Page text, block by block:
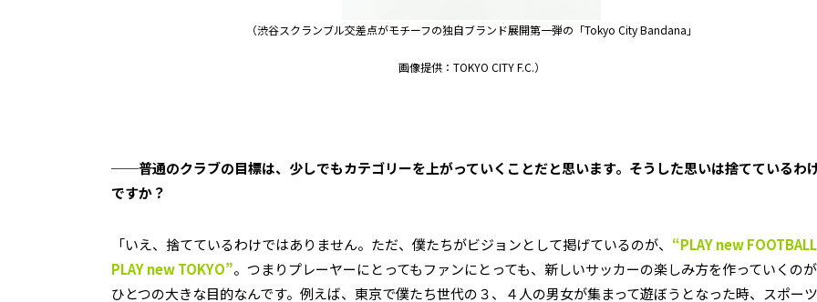
（渋谷スクランブル交差点がモチーフの独自ブランド展開第一弾の「Tokyo City Bandana」
画像提供：TOKYO CITY F.C.）
──普通のクラブの目標は、少しでもカテゴリーを上がっていくことだと思います。そうした思いは捨てているわ
ですか？
「いえ、捨てているわけではありません。ただ、僕たちがビジョンとして掲げているのが、 “PLAY new
PLAY new TOKYO”。つまりプレーヤーにとってもファンにとっても、新しいサッカーの楽しみ方を作っていくのが
ひとつの大きな目的なんです。例えば、東京で僕たち世代の３、４人の男女が集まって遊ぼうとなった時、スポー